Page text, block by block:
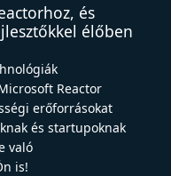
és
élőben
Reactor
erőforrásokat
és startupoknak
való
is!